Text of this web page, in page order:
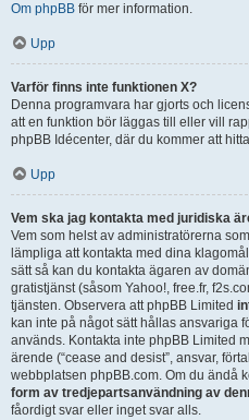
Om phpBB för mer information.
Upp
Varför finns inte funktionen X?
Denna programvara har gjorts och
att en funktion bör läggas till eller vill
phpBB Idécenter, där du kommer att
Upp
Vem ska jag kontakta med juridiska
Vem som helst av administratörerna
lämpliga att kontakta med dina
sätt så kan du kontakta ägaren av
gratistjänst (såsom Yahoo!, free.fr,
tjänsten. Observera att phpBB Limited
kan inte på något sätt hållas ansvariga
används. Kontakta inte phpBB Limited
ärende (“cease and desist”, ansvar,
webbplatsen phpBB.com. Om du ändå
form av tredjepartsanvändning av
fåordigt svar eller inget svar alls.